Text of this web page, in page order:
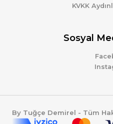
KVKK
Sosyal
By Tuğçe Demirel - Tüm